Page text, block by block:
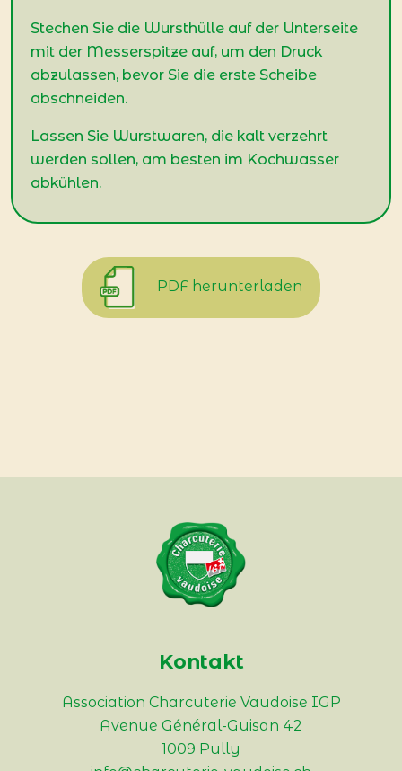
Stechen Sie die Wursthülle auf der Unterseite
mit der Messerspitze auf, um den Druck
abzulassen, bevor Sie die erste Scheibe
abschneiden.
Lassen Sie Wurstwaren, die kalt verzehrt
werden sollen, am besten im Kochwasser
abkühlen.
PDF herunterladen
Kontakt
Association Charcuterie Vaudoise IGP
Avenue Général-Guisan 42
1009 Pully